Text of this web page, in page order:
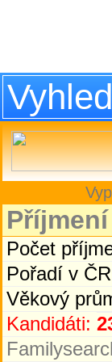
Příjmení
Počet
Pořadí v
Věkový
Kandidáti: